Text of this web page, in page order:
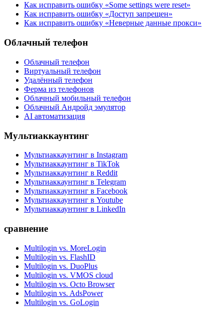
Как исправить ошибку «Some settings were reset»
Как исправить ошибку «Доступ запрещен»
Как исправить ошибку «Неверные данные прокси»
Облачный телефон
Облачный телефон
Виртуальный телефон
Удалённый телефон
Ферма из телефонов
Облачный мобильный телефон
Облачный Андройд эмулятор
AI автоматизация
Мультиаккаунтинг
Мультиаккаунтинг в Instagram
Мультиаккаунтинг в TikTok
Мультиаккаунтинг в Reddit
Мультиаккаунтинг в Telegram
Мультиаккаунтинг в Facebook
Мультиаккаунтинг в Youtube
Мультиаккаунтинг в LinkedIn
сравнение
Multilogin vs. MoreLogin
Multilogin vs. FlashID
Multilogin vs. DuoPlus
Multilogin vs. VMOS cloud
Multilogin vs. Octo Browser
Multilogin vs. AdsPower
Multilogin vs. GoLogin